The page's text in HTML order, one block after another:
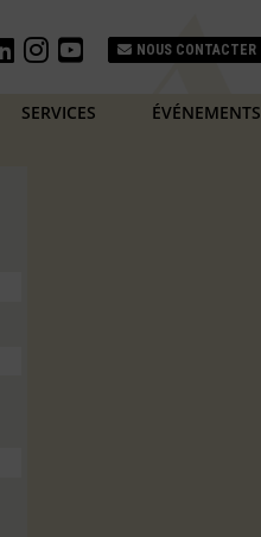
NOUS CONTACTER
SERVICES ÉVÉNEMENTS